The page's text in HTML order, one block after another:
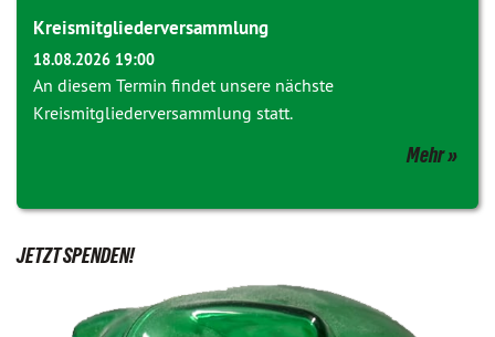
Kreismitgliederversammlung
18.08.2026 19:00
An diesem Termin findet unsere nächste
Kreismitgliederversammlung statt.
Mehr
JETZT SPENDEN!